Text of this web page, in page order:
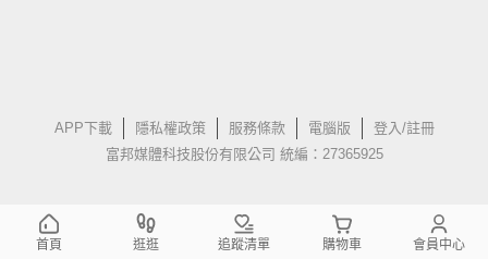
APP下載 隱私權政策 服務條款 電腦版
登入/註冊
富邦媒體科技股份有限公司 統編：27365925
首頁 逛逛 追蹤清單 購物車 會員中心